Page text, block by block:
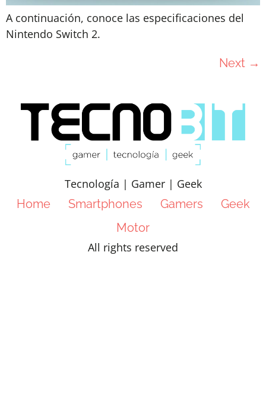
A continuación, conoce las especificaciones del
Nintendo Switch 2.
Next →
Tecnología | Gamer | Geek
Home
Smartphones Gamers
Geek
Motor
All rights reserved